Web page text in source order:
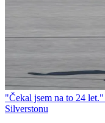
"Čekal jsem na to 24
Silverstonu